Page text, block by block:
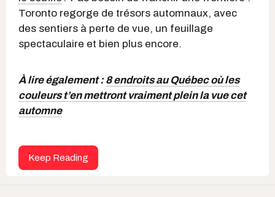
Toronto regorge de trésors automnaux, avec
des sentiers à perte de vue, un feuillage
spectaculaire et bien plus encore.
À lire également :8 endroits au Québec où les
couleurs t’en mettront vraiment plein la vue cet
automne
Keep Reading